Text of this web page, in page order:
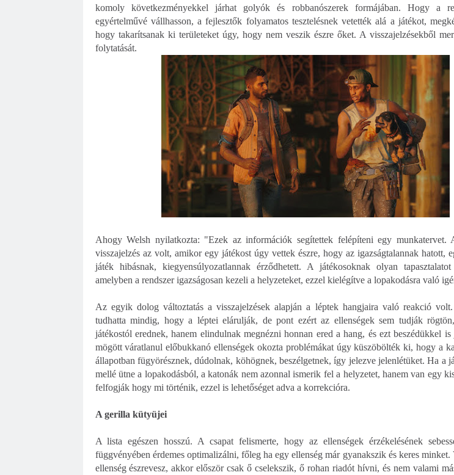
komoly következményekkel járhat golyók és robbanószerek formájában. Hogy a
egyértelművé vállhasson, a fejlesztők folyamatos tesztelésnek vetették alá a játékot,
hogy takarítsanak ki területeket úgy, hogy nem veszik észre őket. A visszajelzésekből
folytatását.
Ahogy Welsh nyilatkozta: "Ezek az információk segítettek felépíteni egy munkatervet.
visszajelzés az volt, amikor egy játékost úgy vettek észre, hogy az igazságtalannak hatott,
játék hibásnak, kiegyensúlyozatlannak érződhetett. A játékosoknak olyan
amelyben a rendszer igazságosan kezeli a helyzeteket, ezzel kielégítve a lopakodásra való
Az egyik dolog változtatás a visszajelzések alapján a léptek hangjaira való reakció
tudhatta mindig, hogy a léptei elárulják, de pont ezért az ellenségek sem tudják
játékostól erednek, hanem elindulnak megnézni honnan ered a hang, és ezt beszédükkel
mögött váratlanul előbukkanó ellenségek okozta problémákat úgy küszöbölték ki, hogy a
állapotban fügyörésznek, dúdolnak, köhögnek, beszélgetnek, így jelezve jelenlétüket. Ha a
mellé ütne a lopakodásból, a katonák nem azonnal ismerik fel a helyzetet, hanem van egy
felfogják hogy mi történik, ezzel is lehetőséget adva a korrekcióra.
A gerilla kütyüjei
A lista egészen hosszú. A csapat felismerte, hogy az ellenségek érzékelésének
függvényében érdemes optimalizálni, főleg ha egy ellenség már gyanakszik és keres minket.
ellenség észrevesz, akkor először csak ő cselekszik, ő rohan riadót hívni, és nem valami